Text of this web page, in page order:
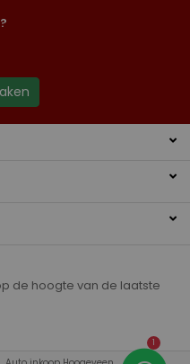
de hoogte van de laatste
1